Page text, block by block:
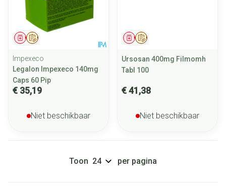
Op voorschrift
Geneesmiddel
Impexeco
Legalon Impexeco 140mg
Caps 60 Pip
€ 35,19
Niet beschikbaar
Op voorschrift
Geneesmiddel
Ursosan 400mg Filmomh
Tabl 100
€ 41,38
Niet beschikbaar
Toon per pagina